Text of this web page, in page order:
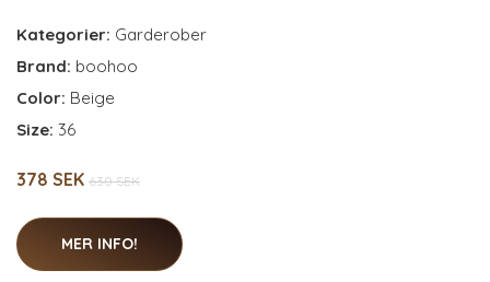
Kategorier: Garderober
Brand: boohoo
Color: Beige
Size: 36
378 SEK 630 SEK
MER INFO!